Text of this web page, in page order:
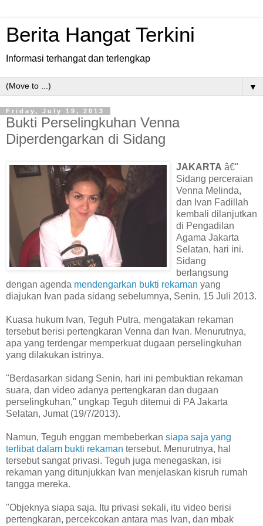
Berita Hangat Terkini
Informasi terhangat dan terlengkap
▼
Friday, July 19, 2013
Bukti Perselingkuhan Venna
Diperdengarkan di Sidang
JAKARTA â€"
Sidang perceraian
Venna Melinda,
dan Ivan Fadillah
kembali dilanjutkan
di Pengadilan
Agama Jakarta
Selatan, hari ini.
Sidang
berlangsung
dengan agenda mendengarkan bukti rekaman yang
diajukan Ivan pada sidang sebelumnya, Senin, 15 Juli 2013.
Kuasa hukum Ivan, Teguh Putra, mengatakan rekaman
tersebut berisi pertengkaran Venna dan Ivan. Menurutnya,
apa yang terdengar memperkuat dugaan perselingkuhan
yang dilakukan istrinya.
"Berdasarkan sidang Senin, hari ini pembuktian rekaman
suara, dan video adanya pertengkaran dan dugaan
perselingkuhan," ungkap Teguh ditemui di PA Jakarta
Selatan, Jumat (19/7/2013).
Namun, Teguh enggan membeberkan siapa saja yang
terlibat dalam bukti rekaman tersebut. Menurutnya, hal
tersebut sangat privasi. Teguh juga menegaskan, isi
rekaman yang ditunjukkan Ivan menjelaskan kisruh rumah
tangga mereka.
"Objeknya siapa saja. Itu privasi sekali, itu video berisi
pertengkaran, percekcokan antara mas Ivan, dan mbak